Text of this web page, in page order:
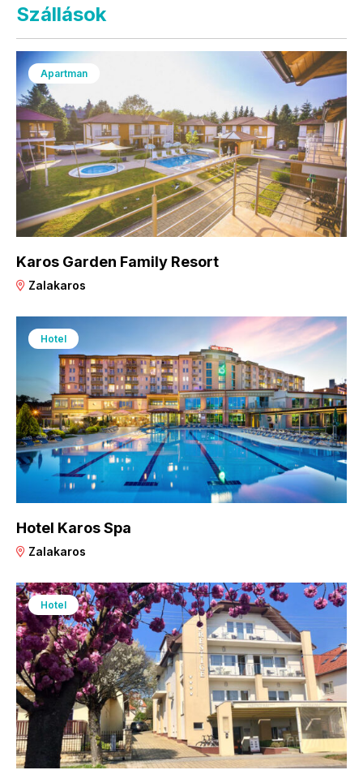
Szállások
Apartman
Karos Garden Family Resort
Zalakaros
Hotel
Hotel Karos Spa
Zalakaros
Hotel